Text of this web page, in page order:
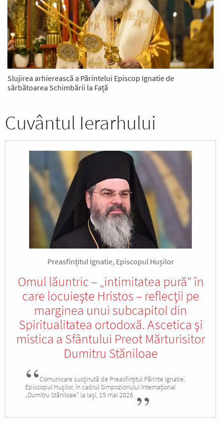
Slujirea arhierească a Părintelui Episcop Ignatie de
sărbătoarea Schimbării la Față
Cuvântul Ierarhului
Preasfințitul Ignatie, Episcopul Hușilor
Omul lăuntric – „intimitatea pură” în
care locuieşte Hristos – reflecţii pe
marginea unui subcapitol din
Spiritualitatea ortodoxă. Ascetica şi
mistica a Sfântului Preot Mărturisitor
Dumitru Stăniloae
Comunicare susținută de Preasfințitul Părinte Ignatie,
Episcopul Hușilor, în cadrul Simpozionului Internațional
„Dumitru Stăniloae” la Iași, 15 mai 2026.